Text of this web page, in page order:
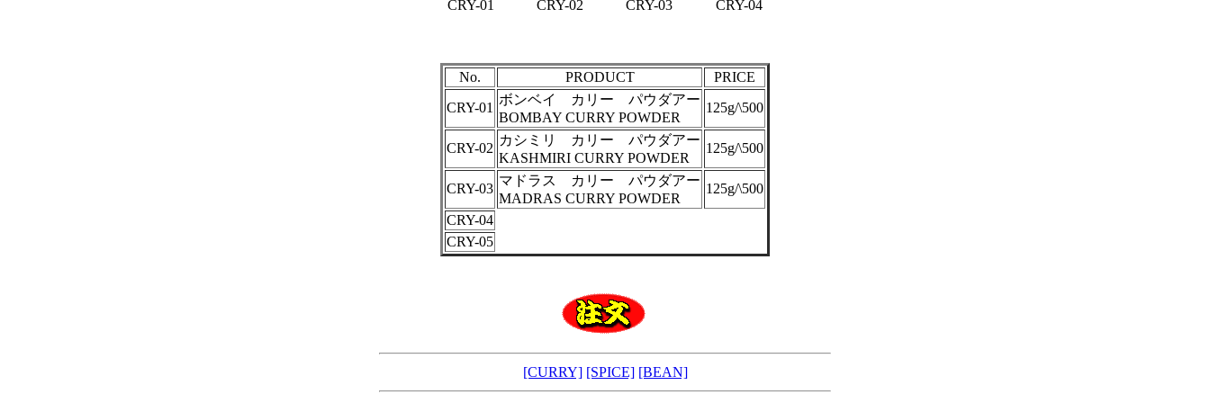
CRY-01 CRY-02 CRY-03 CRY-04
No. PRODUCT
PRICE
CRY-01
ボンベイ カリー パウダアー
BOMBAY CURRY POWDER
125g/\500
CRY-02
カシミリ カリー パウダアー
KASHMIRI CURRY POWDER
125g/\500
CRY-03
マドラス カリー パウダアー
MADRAS CURRY POWDER
125g/\500
CRY-04
CRY-05
[CURRY] [SPICE] [BEAN]